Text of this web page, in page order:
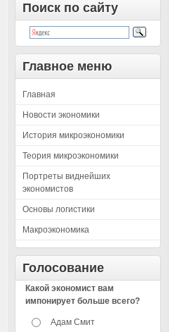
Поиск по сайту
Главное меню
Главная
Новости экономики
История микроэкономики
Теория микроэкономики
Портреты виднейших
экономистов
Основы логистики
Макроэкономика
Голосование
Какой экономист вам
импонирует больше всего?
Адам Смит